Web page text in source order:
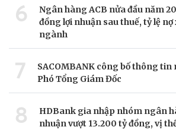
6
Ngân hàng ACB nửa đầu năm
đồng lợi nhuận sau thuế, tỷ lệ
ngành
7
SACOMBANK công bố thông
Phó Tổng Giám Đốc
8
HDBank gia nhập nhóm ngân
nhuận vượt 13.200 tỷ đồng, vị